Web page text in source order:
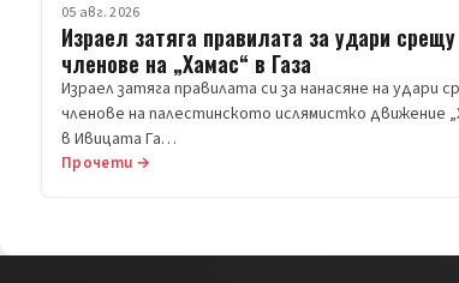
05 авг. 2026
Израел затяга правилата за удари срещу
членове на „Хамас“ в Газа
Израел затяга правилата си за нанасяне на удари
членове на палестинското ислямистко движение
в Ивицата Га…
Прочети →